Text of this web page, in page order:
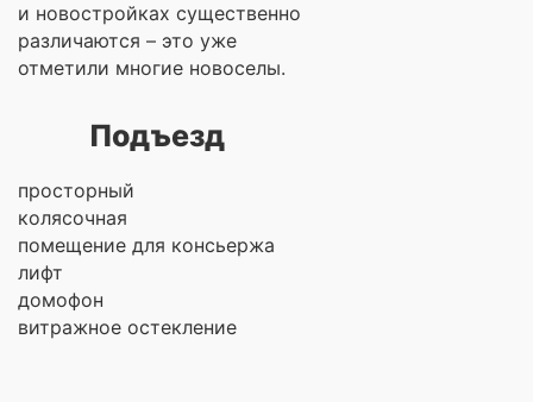
и новостройках существенно
различаются – это уже
отметили многие новоселы.
Подъезд
просторный
колясочная
помещение для консьержа
лифт
домофон
витражное остекление